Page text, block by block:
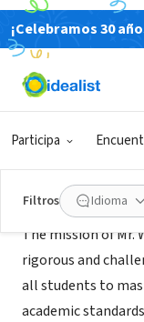
¡Celebramos 30
Participa
Filtros Idioma
GOBIERNO
Mt.
Misión
The mission of Mr.
rigorous and
all students to
academic